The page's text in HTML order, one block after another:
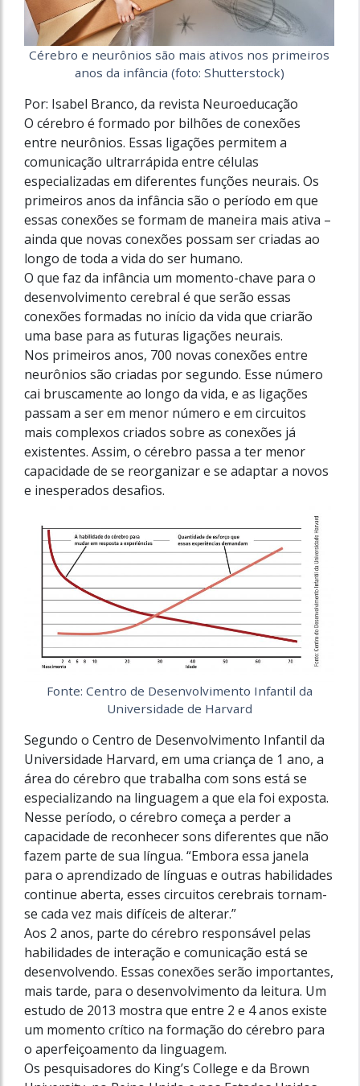
Cérebro e neurônios são mais ativos nos primeiros
anos da infância (foto: Shutterstock)
Por: Isabel Branco, da revista Neuroeducação
O cérebro é formado por bilhões de conexões
entre neurônios. Essas ligações permitem a
comunicação ultrarrápida entre células
especializadas em diferentes funções neurais. Os
primeiros anos da infância são o período em que
essas conexões se formam de maneira mais ativa –
ainda que novas conexões possam ser criadas ao
longo de toda a vida do ser humano.
O que faz da infância um momento-chave para o
desenvolvimento cerebral é que serão essas
conexões formadas no início da vida que criarão
uma base para as futuras ligações neurais.
Nos primeiros anos, 700 novas conexões entre
neurônios são criadas por segundo. Esse número
cai bruscamente ao longo da vida, e as ligações
passam a ser em menor número e em circuitos
mais complexos criados sobre as conexões já
existentes. Assim, o cérebro passa a ter menor
capacidade de se reorganizar e se adaptar a novos
e inesperados desafios.
Fonte: Centro de Desenvolvimento Infantil da
Universidade de Harvard
Segundo o Centro de Desenvolvimento Infantil da
Universidade Harvard, em uma criança de 1 ano, a
área do cérebro que trabalha com sons está se
especializando na linguagem a que ela foi exposta.
Nesse período, o cérebro começa a perder a
capacidade de reconhecer sons diferentes que não
fazem parte de sua língua. “Embora essa janela
para o aprendizado de línguas e outras habilidades
continue aberta, esses circuitos cerebrais tornam-
se cada vez mais difíceis de alterar.”
Aos 2 anos, parte do cérebro responsável pelas
habilidades de interação e comunicação está se
desenvolvendo. Essas conexões serão importantes,
mais tarde, para o desenvolvimento da leitura. Um
estudo de 2013 mostra que entre 2 e 4 anos existe
um momento crítico na formação do cérebro para
o aperfeiçoamento da linguagem.
Os pesquisadores do King’s College e da Brown